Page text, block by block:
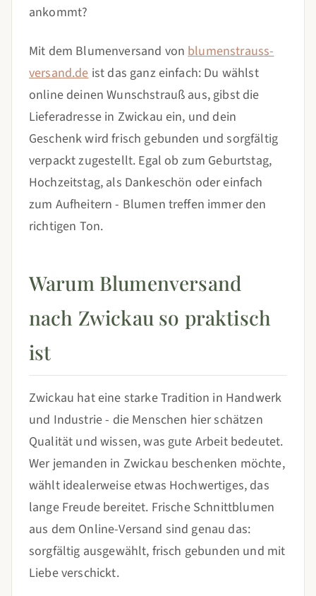
ankommt?
Mit dem Blumenversand vonblumenstrauss-
versand.deist das ganz einfach: Du wählst
online deinen Wunschstrauß aus, gibst die
Lieferadresse in Zwickau ein, und dein
Geschenk wird frisch gebunden und sorgfältig
verpackt zugestellt. Egal ob zum Geburtstag,
Hochzeitstag, als Dankeschön oder einfach
zum Aufheitern - Blumen treffen immer den
richtigen Ton.
Warum Blumenversand
nach Zwickau so praktisch
ist
Zwickau hat eine starke Tradition in Handwerk
und Industrie - die Menschen hier schätzen
Qualität und wissen, was gute Arbeit bedeutet.
Wer jemanden in Zwickau beschenken möchte,
wählt idealerweise etwas Hochwertiges, das
lange Freude bereitet. Frische Schnittblumen
aus dem Online-Versand sind genau das:
sorgfältig ausgewählt, frisch gebunden und mit
Liebe verschickt.